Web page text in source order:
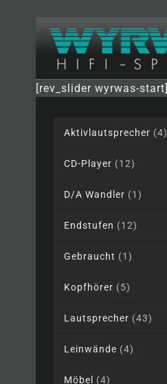
[rev_slider wyrwas-start]
Aktivlautsprecher (4)
CD-Player (12)
D/A Wandler (1)
Endstufen (12)
Gebraucht (1)
Kopfhörer (5)
Lautsprecher (43)
Leinwände (4)
Möbel (4)